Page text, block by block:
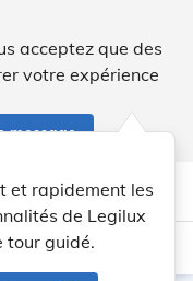
acceptez que des
votre expérience
message
Aide
et rapidement les
de Legilux
tour guidé.
light_mode dark_mode